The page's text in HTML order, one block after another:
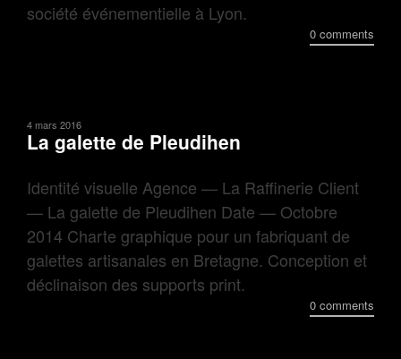
société événementielle à Lyon.
0 comments
4 mars 2016
La galette de Pleudihen
Identité visuelle Agence — La Raffinerie Client
— La galette de Pleudihen Date — Octobre
2014 Charte graphique pour un fabriquant de
galettes artisanales en Bretagne. Conception et
déclinaison des supports print.
0 comments